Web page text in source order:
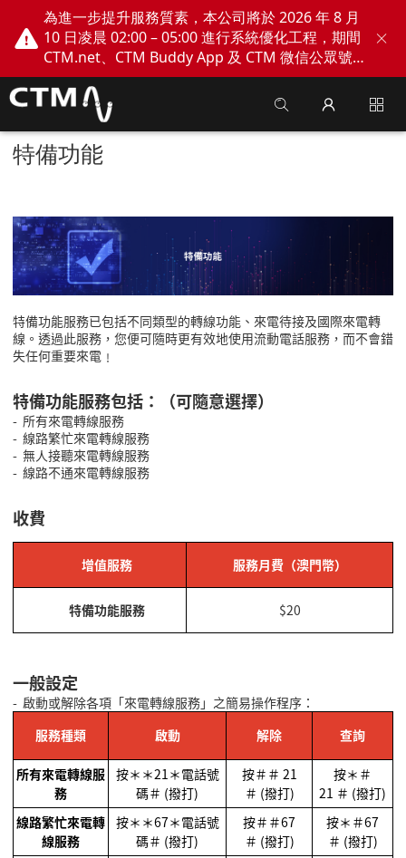
為進一步提升服務質素，本公司將於 2026 年 8 月
10 日凌晨 02:00 – 05:00 進行系統優化工程，期間
CTM.net、CTM Buddy App 及 CTM 微信公眾號
網上服務將會暫停。不便之處，敬請見諒！
特備功能
特備功能服務已包括不同類型的轉線功能、來電待接及國際來電轉
線。透過此服務，您便可隨時更有效地使用流動電話服務，而不會錯
失任何重要來電﹗
特備功能服務包括：（可隨意選擇）
- 所有來電轉線服務
- 線路繁忙來電轉線服務
- 無人接聽來電轉線服務
- 線路不通來電轉線服務
收費
增值服務 服務月費（澳門幣）
特備功能服務 $20
一般設定
- 啟動或解除各項「來電轉線服務」之簡易操作程序：
服務種類
啟動 解除 查詢
所有來電轉線服
務
按＊＊21＊電話號
碼＃ (撥打)
按＃＃ 21
＃ (撥打)
按＊＃
21 ＃ (撥打)
線路繁忙來電轉
線服務
按＊＊67＊電話號
碼＃ (撥打)
按＃＃67
＃ (撥打)
按＊＃67
＃ (撥打)